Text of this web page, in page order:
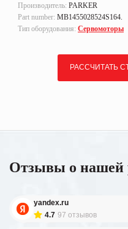
Производитель: PARKER
Part number: MB1455028524S164.
Тип оборудования: Сервомоторы
РАССЧИТАТЬ
Отзывы о нашей
yandex.ru
4.7 97 отзывов